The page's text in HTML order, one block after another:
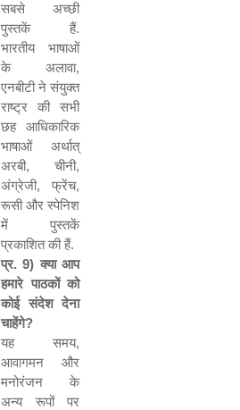
सबसे अच्छी
पुस्तकें हैं.
भारतीय भाषाओं
के अलावा,
एनबीटी ने संयुक्त
राष्ट्र की सभी
छह आधिकारिक
भाषाओं अर्थात्
अरबी, चीनी,
अंग्रेजी, फ्रेंच,
रूसी और स्पेनिश
में पुस्तकें
प्रकाशित की हैं.
प्र.9) क्या आप
हमारे पाठकों को
कोई संदेश देना
चाहेंगे?
यह समय,
आवागमन और
मनोरंजन के
अन्य रूपों पर